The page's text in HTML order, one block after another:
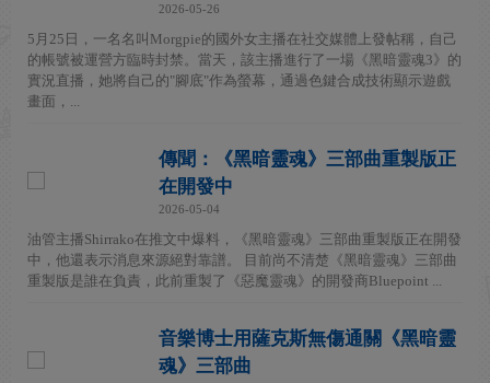
2026-05-26
5月25日，一名名叫Morgpie的國外女主播在社交媒體上發帖稱，自己
的帳號被運營方臨時封禁。當天，該主播進行了一場《黑暗靈魂3》的
實況直播，她將自己的"腳底"作為螢幕，通過色鍵合成技術顯示遊戲
畫面，...
傳聞：《黑暗靈魂》三部曲重製版正
在開發中
2026-05-04
油管主播Shirrako在推文中爆料，《黑暗靈魂》三部曲重製版正在開發
中，他還表示消息來源絕對靠譜。 目前尚不清楚《黑暗靈魂》三部曲
重製版是誰在負責，此前重製了《惡魔靈魂》的開發商Bluepoint ...
音樂博士用薩克斯無傷通關《黑暗靈
魂》三部曲